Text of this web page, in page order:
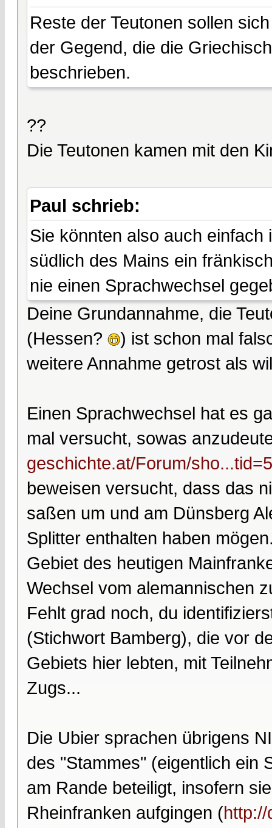
Reste der Teutonen sollen
der Gegend, die die
beschrieben.
??
Die Teutonen kamen mit den
Paul schrieb:
Sie könnten also auch
südlich des Mains ein
nie einen Sprachwechsel
Deine Grundannahme, die
(Hessen?
) ist schon mal
weitere Annahme getrost als
Einen Sprachwechsel hat es
mal versucht, sowas
geschichte.at/Forum/
beweisen versucht, dass das
saßen um und am Dünsberg
Splitter enthalten haben
Gebiet des heutigen
Wechsel vom alemannischen
Fehlt grad noch, du
(Stichwort Bamberg), die vor
Gebiets hier lebten, mit
Zugs...
Die Ubier sprachen übrigens
des "Stammes" (eigentlich ein
am Rande beteiligt, insofern
Rheinfranken aufgingen (